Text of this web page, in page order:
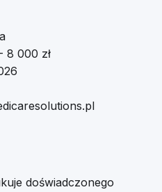
8 000 zł
doświadczonego